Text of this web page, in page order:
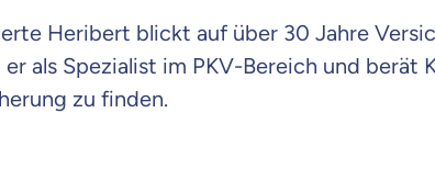
Heribert blickt auf über 30 Jahre
als Spezialist im PKV-Bereich und berät
zu finden.